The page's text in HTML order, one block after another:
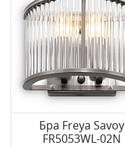
Бра Freya Savoy
FR5053WL-02N